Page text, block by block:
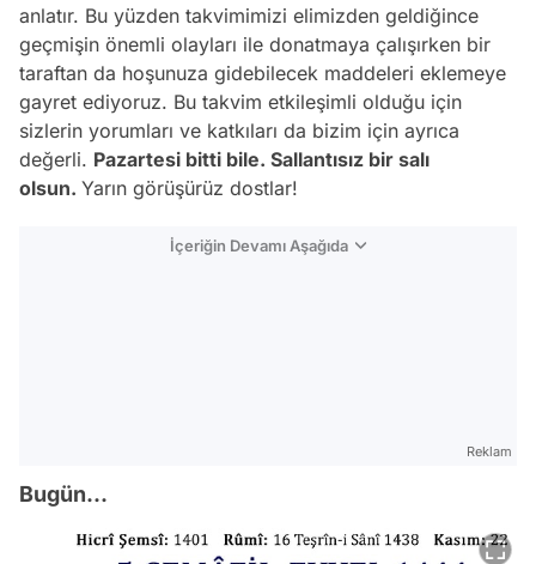
anlatır. Bu yüzden takvimimizi elimizden geldiğince
geçmişin önemli olayları ile donatmaya çalışırken bir
taraftan da hoşunuza gidebilecek maddeleri eklemeye
gayret ediyoruz. Bu takvim etkileşimli olduğu için
sizlerin yorumları ve katkıları da bizim için ayrıca
değerli. Pazartesi bitti bile. Sallantısız bir salı
olsun. Yarın görüşürüz dostlar!
İçeriğin Devamı Aşağıda
Reklam
Bugün...